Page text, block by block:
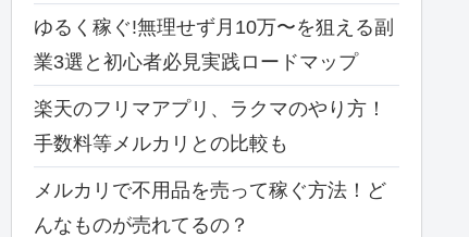
ゆるく稼ぐ!無理せず月10万〜を狙える副
業3選と初心者必見実践ロードマップ
楽天のフリマアプリ、ラクマのやり方！
手数料等メルカリとの比較も
メルカリで不用品を売って稼ぐ方法！ど
んなものが売れてるの？